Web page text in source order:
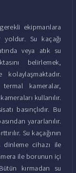
ekipmanlara
Su kaçağı
veya atık su
belirlemek,
kameralar,
kullanılır.
basınçlıdır. Bu
yararlanılır.
Su kaçağının
dinleme cihazı ile
ile borunun içi
kırmadan su